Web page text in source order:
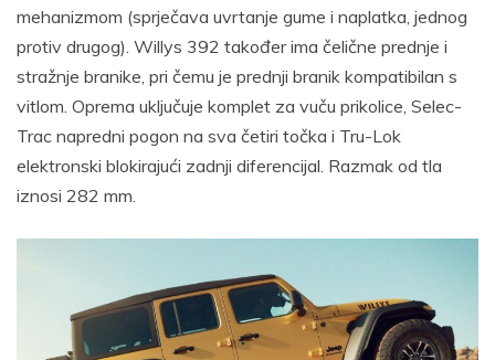
mehanizmom (sprječava uvrtanje gume i naplatka, jednog
protiv drugog). Willys 392 također ima čelične prednje i
stražnje branike, pri čemu je prednji branik kompatibilan s
vitlom. Oprema uključuje komplet za vuču prikolice, Selec-
Trac napredni pogon na sva četiri točka i Tru-Lok
elektronski blokirajući zadnji diferencijal. Razmak od tla
iznosi 282 mm.